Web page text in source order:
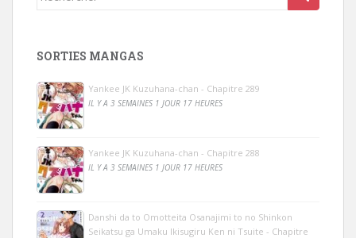
SORTIES MANGAS
Yankee JK Kuzuhana-chan - Chapitre 289
IL Y A 3 SEMAINES 1 JOUR 17 HEURES
Yankee JK Kuzuhana-chan - Chapitre 288
IL Y A 3 SEMAINES 1 JOUR 17 HEURES
Danshi da to Omotteita Osanajimi to no Shinkon
Seikatsu ga Umaku Ikisugiru Ken ni Tsuite - Chapitre